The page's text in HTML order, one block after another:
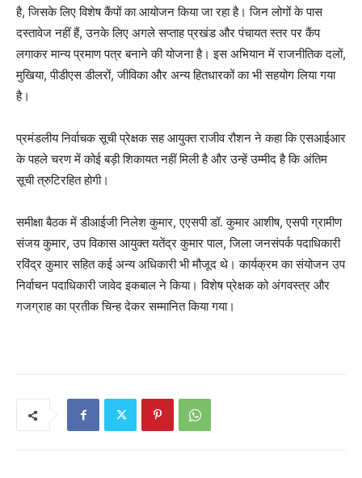
है, जिसके लिए विशेष कैंपों का आयोजन किया जा रहा है। जिन लोगों के पास
दस्तावेज नहीं हैं, उनके लिए अगले सप्ताह प्रखंड और पंचायत स्तर पर कैंप
लगाकर मान्य प्रमाण पत्र बनाने की योजना है। इस अभियान में राजनीतिक दलों,
मुखिया, पीडीएस डीलरों, जीविका और अन्य हितधारकों का भी सहयोग लिया गया
है।
प्रमंडलीय निर्वाचक सूची प्रेक्षक सह आयुक्त राजीव रौशन ने कहा कि एसआईआर
के पहले चरण में कोई बड़ी शिकायत नहीं मिली है और उन्हें उम्मीद है कि अंतिम
सूची त्रुटिरहित होगी।
समीक्षा बैठक में डीआईजी निलेश कुमार, एएसपी डॉ. कुमार आशीष, एसपी ग्रामीण
संजय कुमार, उप विकास आयुक्त यतेंद्र कुमार पाल, जिला जनसंपर्क पदाधिकारी
रविंद्र कुमार सहित कई अन्य अधिकारी भी मौजूद थे। कार्यक्रम का संयोजन उप
निर्वाचन पदाधिकारी जावेद इकबाल ने किया। विशेष प्रेक्षक को अंगवस्त्र और
गजग्राह का प्रतीक चिन्ह देकर सम्मानित किया गया।